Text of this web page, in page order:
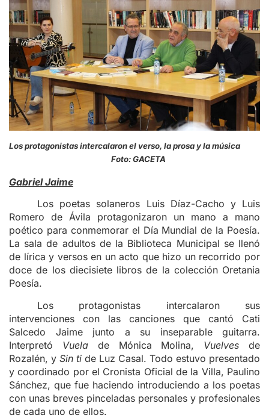
Los protagonistas intercalaron el verso, la prosa y la música
Foto: GACETA
Gabriel Jaime
Los poetas solaneros Luis Díaz-Cacho y Luis
Romero de Ávila protagonizaron un mano a mano
poético para conmemorar el Día Mundial de la Poesía.
La sala de adultos de la Biblioteca Municipal se llenó
de lírica y versos en un acto que hizo un recorrido por
doce de los diecisiete libros de la colección Oretania
Poesía.
Los protagonistas intercalaron sus
intervenciones con las canciones que cantó Cati
Salcedo Jaime junto a su inseparable guitarra.
Interpretó Vuela de Mónica Molina, Vuelves de
Rozalén, y Sin ti de Luz Casal. Todo estuvo presentado
y coordinado por el Cronista Oficial de la Villa, Paulino
Sánchez, que fue haciendo introduciendo a los poetas
con unas breves pinceladas personales y profesionales
de cada uno de ellos.